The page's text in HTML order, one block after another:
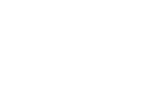
en una remota población